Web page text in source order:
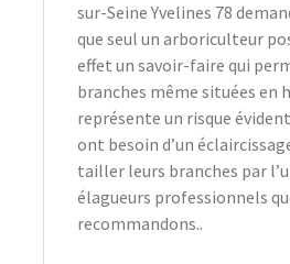
sur-Seine Yvelines 78
que seul un arboriculteur
effet un savoir-faire qui
branches même situées en
représente un risque
ont besoin d’un
tailler leurs branches par
élagueurs professionnels
recommandons..